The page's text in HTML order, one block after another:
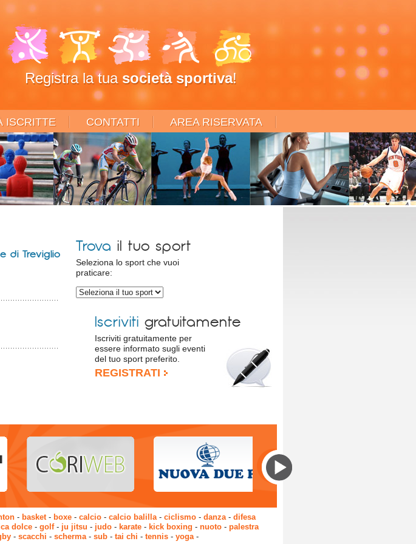
Registra la tua società sportiva!
ISCRITTE CONTATTI AREA RISERVATA
di Treviglio
Trova il tuo sport
Seleziona lo sport che vuoi
praticare:
Iscriviti gratuitamente
Iscriviti gratuitamente per
essere informato sugli eventi
del tuo sport preferito.
REGISTRATI
- basket- boxe- calcio- calcio balilla- ciclismo- danza- difesa
dolce- golf- ju jitsu - judo- karate- kick boxing - nuoto- palestra
- scacchi - scherma- sub - tai chi - tennis - yoga-